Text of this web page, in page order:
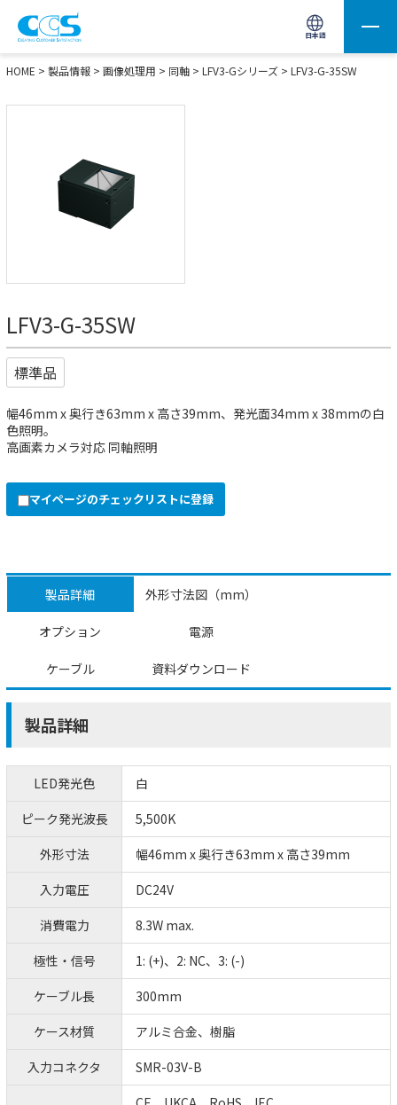
日本語
画像処理用の製品検索 サイト内検索(Enterで実行)
HOME > 製品情報 > 画像処理用 > 同軸 > LFV3-Gシリーズ > LFV3-G-35SW
LFV3-G-35SW
標準品
幅46mm x 奥行き63mm x 高さ39mm、発光面34mm x 38mmの白
色照明。
高画素カメラ対応 同軸照明
マイページのチェックリストに登録
製品詳細 外形寸法図（mm）
オプション 電源
ケーブル 資料ダウンロード
製品詳細
LED発光色
白
ピーク発光波長
5,500K
外形寸法
幅46mm x 奥行き63mm x 高さ39mm
入力電圧
DC24V
消費電力
8.3W max.
極性・信号
1: (+)、2: NC、3: (-)
ケーブル長
300mm
ケース材質
アルミ合金、樹脂
入力コネクタ
SMR-03V-B